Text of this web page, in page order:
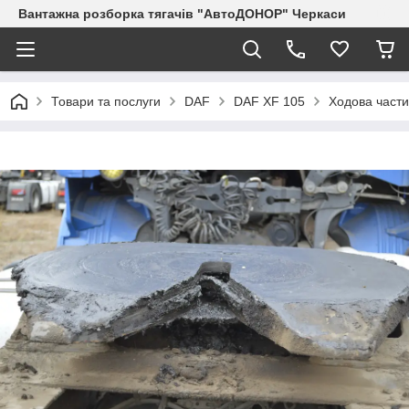
Вантажна розборка тягачів "АвтоДОНОР" Черкаси
Товари та послуги DAF DAF XF 105 Ходова